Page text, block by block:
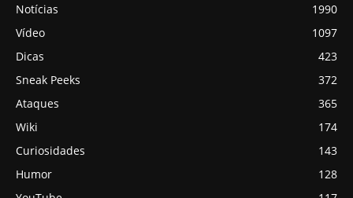
Notícias
1990
Vídeo
1097
Dicas
423
Sneak Peeks
372
Ataques
365
Wiki
174
Curiosidades
143
Humor
128